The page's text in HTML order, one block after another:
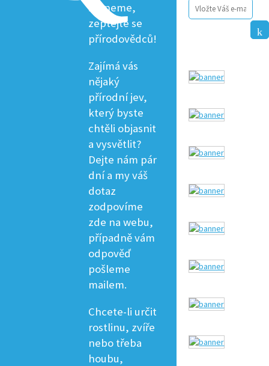
řekneme,
zeptejte se
přírodovědců!
Zajímá vás
nějaký
přírodní jev,
který byste
chtěli objasnit
a vysvětlit?
Dejte nám pár
dní a my váš
dotaz
zodpovíme
zde na webu,
případně vám
odpověď
pošleme
mailem.
Chcete-li určit
rostlinu, zvíře
nebo třeba
houbu,